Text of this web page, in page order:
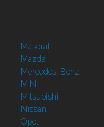
Maserati
Mazda
Mercedes-Benz
MINI
Mitsubishi
Nissan
Opel